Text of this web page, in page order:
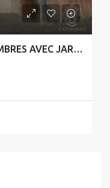
CHARMANTE MAISON 3 CHAMBRES AVEC JARDIN